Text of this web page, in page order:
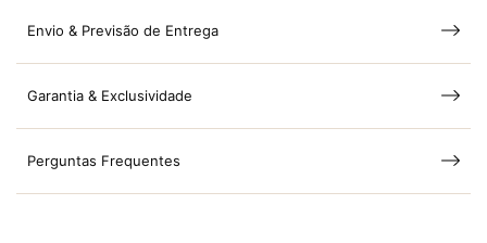
Envio & Previsão de Entrega
Garantia & Exclusividade
Perguntas Frequentes